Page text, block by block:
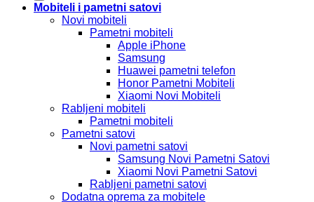
Mobiteli i pametni satovi
Novi mobiteli
Pametni mobiteli
Apple iPhone
Samsung
Huawei pametni telefon
Honor Pametni Mobiteli
Xiaomi Novi Mobiteli
Rabljeni mobiteli
Pametni mobiteli
Pametni satovi
Novi pametni satovi
Samsung Novi Pametni Satovi
Xiaomi Novi Pametni Satovi
Rabljeni pametni satovi
Dodatna oprema za mobitele